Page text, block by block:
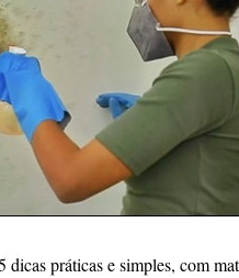
dicas práticas e simples, com